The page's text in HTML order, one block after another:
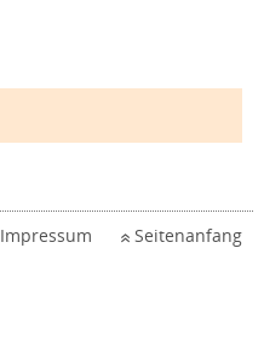
Impressum Seitenanfang